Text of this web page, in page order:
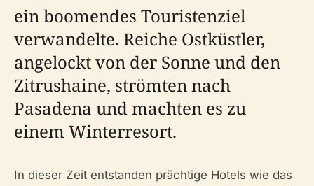
ein boomendes Touristenziel
verwandelte. Reiche Ostküstler,
angelockt von der Sonne und den
Zitrushaine, strömten nach
Pasadena und machten es zu
einem Winterresort.
In dieser Zeit entstanden prächtige Hotels wie das